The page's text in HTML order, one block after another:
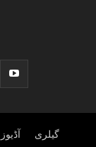
آڈیوز گیلری